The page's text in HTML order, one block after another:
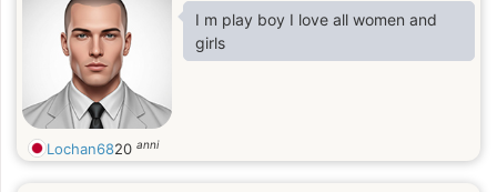
I m play boy I love all women and
girls
Lochan6820 anni